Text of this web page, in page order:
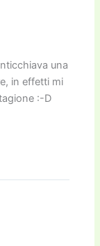
una
in effetti mi
:-D